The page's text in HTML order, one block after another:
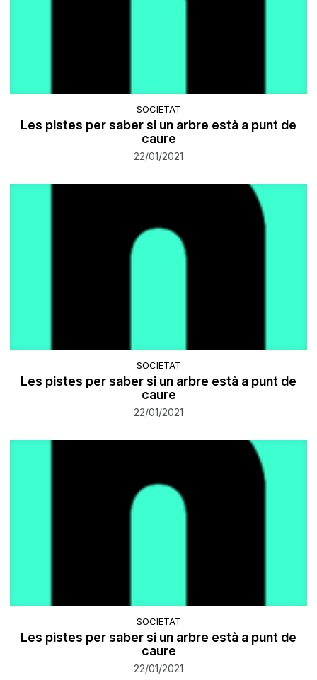
SOCIETAT
Les pistes per saber si un arbre està a punt de
caure
22/01/2021
SOCIETAT
Les pistes per saber si un arbre està a punt de
caure
22/01/2021
SOCIETAT
Les pistes per saber si un arbre està a punt de
caure
22/01/2021